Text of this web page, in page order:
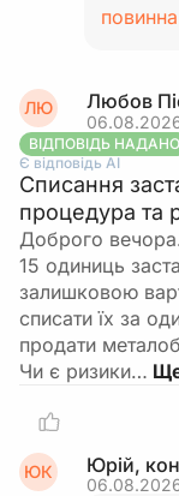
ЛЮ Любов
ВІДПОВІДЬ НАДАНО
Є відповідь АІ
Списання
процедура та
Доброго
15 одиниць
залишковою
списати їх за
продати
Чи є ризики…
ЮК Юрій,